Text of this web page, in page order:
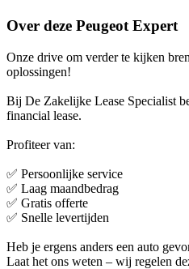
Over deze Peugeot Expert
Onze drive om verder te kijken
oplossingen!
Bij De Zakelijke Lease Specialist
financial lease.
Profiteer van:
✅ Persoonlijke service
✅ Laag maandbedrag
✅ Gratis offerte
✅ Snelle levertijden
Heb je ergens anders een auto
Laat het ons weten – wij regelen